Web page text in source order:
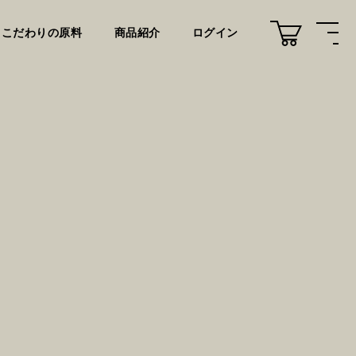
こだわりの原料 商品紹介 ログイン